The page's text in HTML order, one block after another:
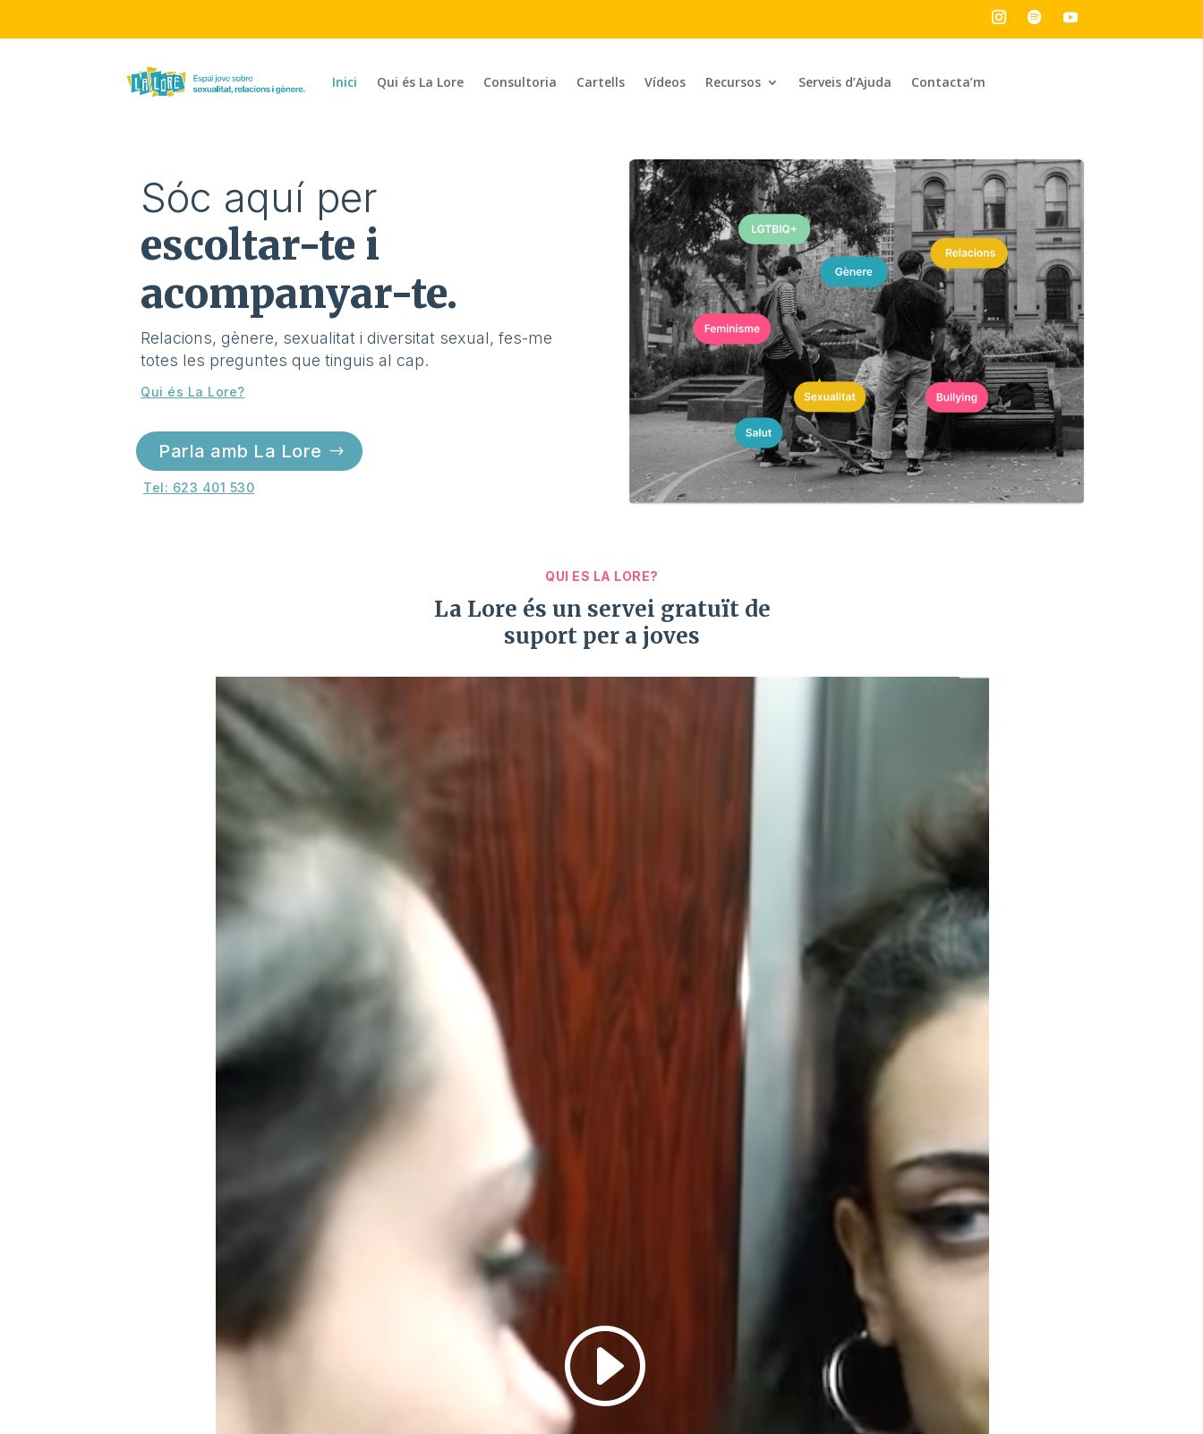
Inici Qui és La Lore Consultoria Cartells Vídeos Recursos Serveis d’Ajuda Contacta’m
Sóc aquí per
escoltar-te i
acompanyar-te.
Relacions, gènere, sexualitat i diversitat sexual, fes-me
totes les preguntes que tinguis al cap.
Qui és La Lore?
Parla amb La Lore
Tel: 623 401 530
QUI ES LA LORE?
La Lore és un servei gratuït de
suport per a joves